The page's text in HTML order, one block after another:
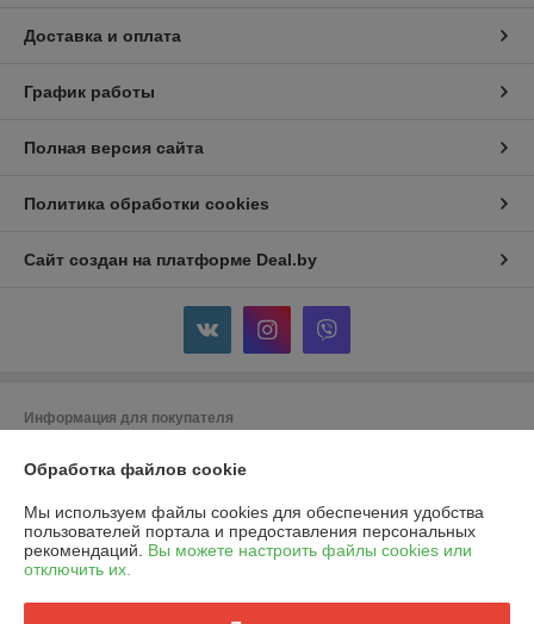
Доставка и оплата
График работы
Полная версия сайта
Политика обработки cookies
Сайт создан на платформе Deal.by
Информация для покупателя
г.ГРОДНО, ул.ЛИДСКАЯ, дом 15 А, 230025, РЕСПУБЛИКА БЕЛАРУСЬ,
Регистрационный номер ЕГР: 591048432
УНП: 591048432
Регистрационный орган: Гродненский городской исполнительный
Обработка файлов cookie
Мы используем файлы cookies для обеспечения удобства
пользователей портала и предоставления персональных
рекомендаций. Вы можете настроить файлы cookies или
отключить их.